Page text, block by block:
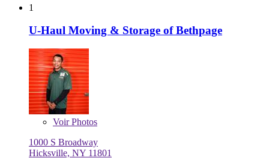
1
U-Haul Moving & Storage of Bethpage
VoirPhotos
1000 S Broadway
Hicksville, NY 11801